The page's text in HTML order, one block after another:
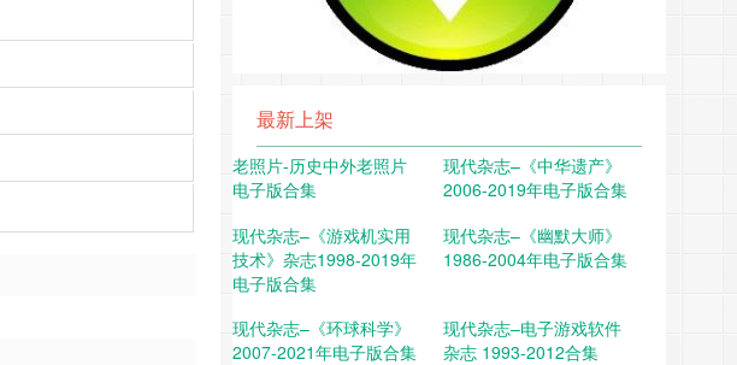
最新上架
老照片-历史中外老照片
电子版合集
现代杂志–《中华遗产》
2006-2019年电子版合集
现代杂志–《游戏机实用
技术》杂志1998-2019年
电子版合集
现代杂志–《幽默大师》
1986-2004年电子版合集
现代杂志–《环球科学》
2007-2021年电子版合集
现代杂志–电子游戏软件
杂志 1993-2012合集